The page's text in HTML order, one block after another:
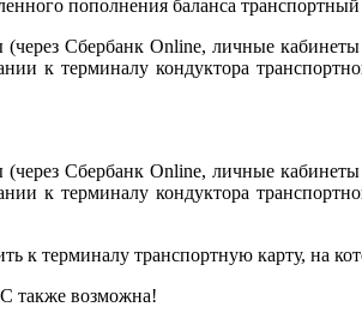
Сбербанк Online, личные
к терминалу кондуктора
Сбербанк Online, личные
к терминалу кондуктора
к терминалу транспортную карту, на
также возможна!